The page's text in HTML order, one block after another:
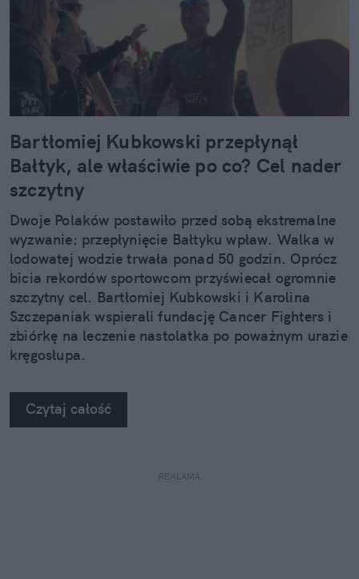
Bartłomiej Kubkowski przepłynął
Bałtyk, ale właściwie po co? Cel nader
szczytny
Dwoje Polaków postawiło przed sobą ekstremalne
wyzwanie: przepłynięcie Bałtyku wpław. Walka w
lodowatej wodzie trwała ponad 50 godzin. Oprócz
bicia rekordów sportowcom przyświecał ogromnie
szczytny cel. Bartłomiej Kubkowski i Karolina
Szczepaniak wspierali fundację Cancer Fighters i
zbiórkę na leczenie nastolatka po poważnym urazie
kręgosłupa.
Czytaj całość
REKLAMA